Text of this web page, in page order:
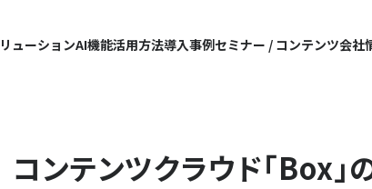
ューションAI機能活用方法導入事例セミナー / コンテンツ会社
コンテンツクラウド「Box」